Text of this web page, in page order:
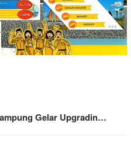
Gelar Upgradin…